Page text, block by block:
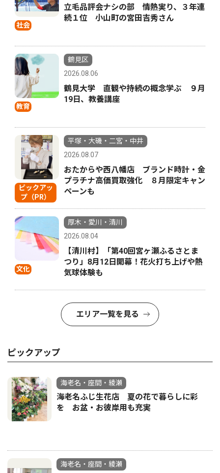
社会
立毛品評会ナシの部 情熱実り、３年連
続１位 小山町の宮田吉秀さん
教育
鶴見区
2026.08.06
鶴見大学 直観や持続の概念学ぶ ９月
19日、教養講座
ピックアッ
プ（PR）
平塚・大磯・二宮・中井
2026.08.07
おたからや西八幡店 ブランド時計・金
プラチナ高価買取強化 ８月限定キャン
ペーンも
文化
厚木・愛川・清川
2026.08.04
【清川村】「第40回宮ヶ瀬ふるさとま
つり」8月12日開幕！花火打ち上げや熱
気球体験も
エリア一覧を見る
ピックアップ
海老名・座間・綾瀬
海老名ふじ生花店 夏の花で暮らしに彩
を お盆・お彼岸用も充実
海老名・座間・綾瀬